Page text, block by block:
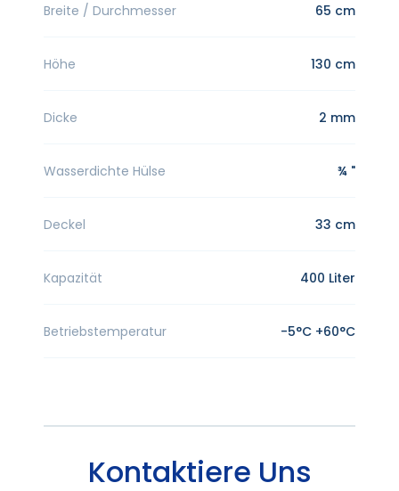
Breite / Durchmesser 65 cm
Höhe 130 cm
Dicke 2 mm
Wasserdichte Hülse ¾ "
Deckel 33 cm
Kapazität 400 Liter
Betriebstemperatur -5°C +60°C
Kontaktiere Uns